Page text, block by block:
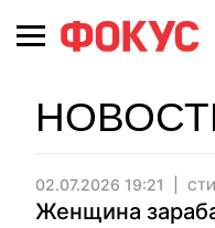
02.07.2026 19:21
Женщина